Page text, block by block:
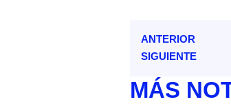
ANTERIOR
SIGUIENTE
MÁS